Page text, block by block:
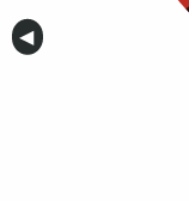
Anterior
◀︎